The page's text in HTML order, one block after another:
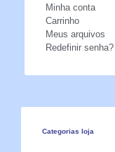
Minha conta
Carrinho
Meus arquivos
Redefinir senha?
Categorias loja